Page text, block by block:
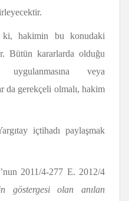
ki, hakimin bu konudaki
Bütün kararlarda olduğu
veya
da gerekçeli olmalı, hakim
içtihadı paylaşmak
2011/4-277 E. 2012/4
göstergesi olan anılan